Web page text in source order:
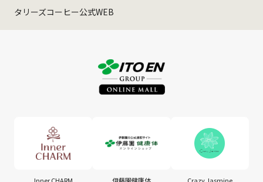
タリーズコーヒー公式WEB
Inner CHARM
伊藤園健康体
Crazy Jasmine